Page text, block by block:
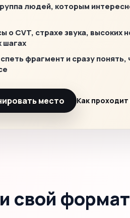
людей, которым
о CVT, страхе звука, высоких
шагах
фрагмент и сразу понять,
место Как проходит
свой формат